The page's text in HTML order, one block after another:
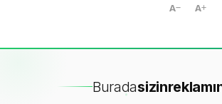
A A
Buradasizin